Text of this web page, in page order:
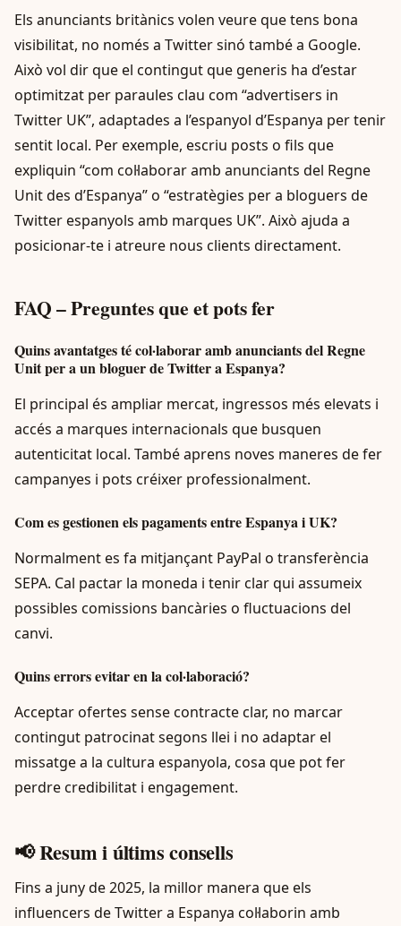
Els anunciants britànics volen veure que tens bona
visibilitat, no només a Twitter sinó també a Google.
Això vol dir que el contingut que generis ha d’estar
optimitzat per paraules clau com “advertisers in
Twitter UK”, adaptades a l’espanyol d’Espanya per tenir
sentit local. Per exemple, escriu posts o fils que
expliquin “com col·laborar amb anunciants del Regne
Unit des d’Espanya” o “estratègies per a bloguers de
Twitter espanyols amb marques UK”. Això ajuda a
posicionar-te i atreure nous clients directament.
FAQ – Preguntes que et pots fer
Quins avantatges té col·laborar amb anunciants del Regne
Unit per a un bloguer de Twitter a Espanya?
El principal és ampliar mercat, ingressos més elevats i
accés a marques internacionals que busquen
autenticitat local. També aprens noves maneres de fer
campanyes i pots créixer professionalment.
Com es gestionen els pagaments entre Espanya i UK?
Normalment es fa mitjançant PayPal o transferència
SEPA. Cal pactar la moneda i tenir clar qui assumeix
possibles comissions bancàries o fluctuacions del
canvi.
Quins errors evitar en la col·laboració?
Acceptar ofertes sense contracte clar, no marcar
contingut patrocinat segons llei i no adaptar el
missatge a la cultura espanyola, cosa que pot fer
perdre credibilitat i engagement.
📢 Resum i últims consells
Fins a juny de 2025, la millor manera que els
influencers de Twitter a Espanya col·laborin amb